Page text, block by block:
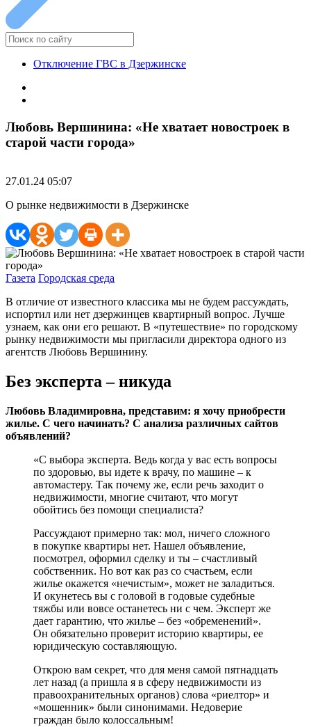
Отключение ГВС в Дзержинске
Любовь Вершинина: «Не хватает новостроек в
старой части города»
27.01.24 05:07
О рынке недвижимости в Дзержинске
Газета Городская среда
В отличие от известного классика мы не будем рассуждать,
испортил или нет дзержинцев квартирный вопрос. Лучше
узнаем, как они его решают. В «путешествие» по городскому
рынку недвижимости мы пригласили директора одного из
агентств Любовь Вершинину.
Без эксперта – никуда
Любовь Владимировна, представим: я хочу приобрести
жилье. С чего начинать? С анализа различных сайтов
объявлений?
«С выбора эксперта. Ведь когда у вас есть вопросы
по здоровью, вы идете к врачу, по машине – к
автомастеру. Так почему же, если речь заходит о
недвижимости, многие считают, что могут
обойтись без помощи специалиста?
Рассуждают примерно так: мол, ничего сложного
в покупке квартиры нет. Нашел объявление,
посмотрел, оформил сделку и ты – счастливый
собственник. Но вот как раз со счастьем, если
жилье окажется «нечистым», может не заладиться.
И окунетесь вы с головой в годовые судебные
тяжбы или вовсе останетесь ни с чем. Эксперт же
дает гарантию, что жилье – без «обременений».
Он обязательно проверит историю квартиры, ее
юридическую составляющую.
Открою вам секрет, что для меня самой пятнадцать
лет назад (а пришла я в сферу недвижимости из
правоохранительных органов) слова «риелтор» и
«мошенник» были синонимами. Недоверие
граждан было колоссальным!